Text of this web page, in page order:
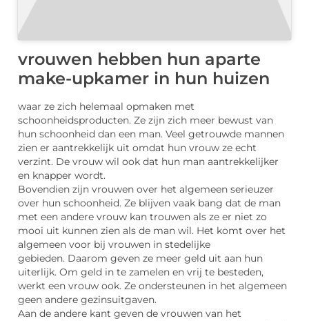
vrouwen hebben hun aparte
make-upkamer in hun huizen
waar ze zich helemaal opmaken met
schoonheidsproducten. Ze zijn zich meer bewust van
hun schoonheid dan een man. Veel getrouwde mannen
zien er aantrekkelijk uit omdat hun vrouw ze echt
verzint. De vrouw wil ook dat hun man aantrekkelijker
en knapper wordt.
Bovendien zijn vrouwen over het algemeen serieuzer
over hun schoonheid. Ze blijven vaak bang dat de man
met een andere vrouw kan trouwen als ze er niet zo
mooi uit kunnen zien als de man wil. Het komt over het
algemeen voor bij vrouwen in stedelijke
gebieden. Daarom geven ze meer geld uit aan hun
uiterlijk. Om geld in te zamelen en vrij te besteden,
werkt een vrouw ook. Ze ondersteunen in het algemeen
geen andere gezinsuitgaven.
Aan de andere kant geven de vrouwen van het